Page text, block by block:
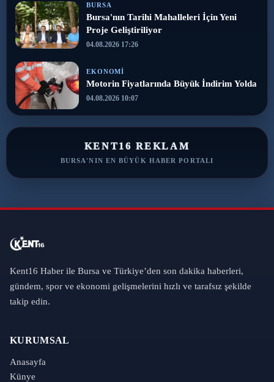
BURSA
Bursa'nın Tarihi Mahalleleri İçin Yeni
Proje Geliştiriliyor
04.08.2026 17:26
EKONOMI
Motorin Fiyatlarında Büyük İndirim Yolda
04.08.2026 10:07
KENT16 REKLAM
BURSA'NIN EN BÜYÜK HABER PORTALI
Kent16 Haber ile Bursa ve Türkiye’den son dakika haberleri,
gündem, spor ve ekonomi gelişmelerini hızlı ve tarafsız şekilde
takip edin.
KURUMSAL
Anasayfa
Künye